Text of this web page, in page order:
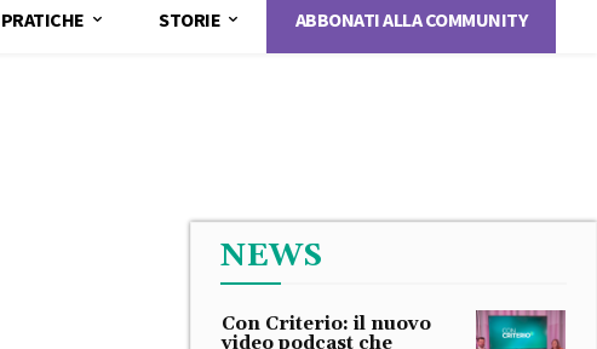
PRATICHE STORIE ABBONATI ALLA COMMUNITY
NEWS
Con Criterio: il nuovo
video podcast che